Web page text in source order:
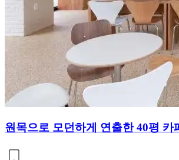
원목으로 모던하게 연출한 40평 카